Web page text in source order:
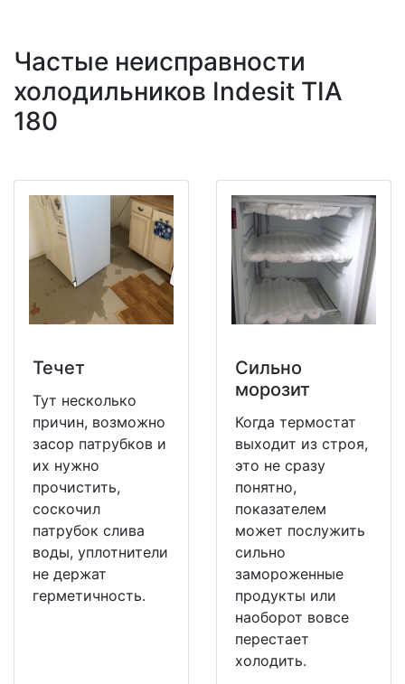
Частые неисправности
холодильников Indesit TIA
180
Течет
Тут несколько
причин, возможно
засор патрубков и
их нужно
прочистить,
соскочил
патрубок слива
воды, уплотнители
не держат
герметичность.
Сильно
морозит
Когда термостат
выходит из строя,
это не сразу
понятно,
показателем
может послужить
сильно
замороженные
продукты или
наоборот вовсе
перестает
холодить.